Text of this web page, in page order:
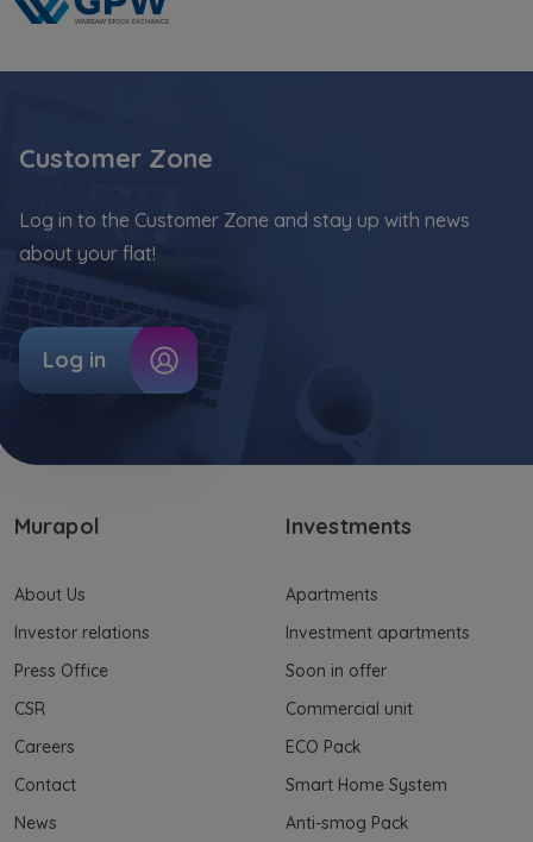
Murapol
About Us
Investor relations
Press Office
CSR
Careers
Contact
News
Investments
Apartments
Investment apartments
Soon in offer
Commercial unit
ECO Pack
Smart Home System
Anti-smog Pack
Customer Zone
Log in to the Customer Zone and stay up with news
about your flat!
Log in